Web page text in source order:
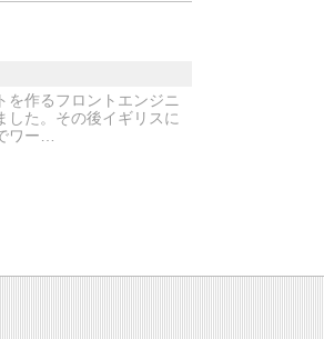
作るフロントエンジニ
した。その後イギリスに
ワー…